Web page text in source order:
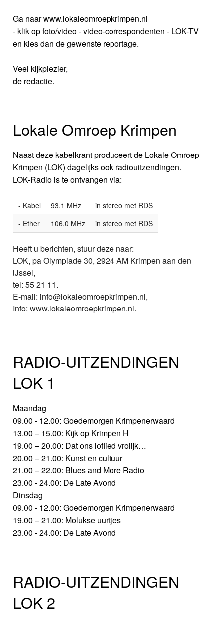
Ga naar www.lokaleomroepkrimpen.nl
- klik op foto/video - video-correspondenten - LOK-TV
en kies dan de gewenste reportage.
Veel kijkplezier,
de redactie.
Lokale Omroep Krimpen
Naast deze kabelkrant produceert de Lokale Omroep
Krimpen (LOK) dagelijks ook radiouitzendingen.
LOK-Radio is te ontvangen via:
- Kabel 93.1 MHz
in stereo met RDS
- Ether
106.0 MHz in stereo met RDS
Heeft u berichten, stuur deze naar:
LOK, pa Olympiade 30, 2924 AM Krimpen aan den
IJssel,
tel: 55 21 11.
E-mail: info@lokaleomroepkrimpen.nl,
Info: www.lokaleomroepkrimpen.nl.
RADIO-UITZENDINGEN
LOK 1
Maandag
09.00 - 12.00: Goedemorgen Krimpenerwaard
13.00 – 15.00: Kijk op Krimpen H
19.00 – 20.00: Dat ons loflied vrolijk…
20.00 – 21.00: Kunst en cultuur
21.00 – 22.00: Blues and More Radio
23.00 - 24.00: De Late Avond
Dinsdag
09.00 - 12.00: Goedemorgen Krimpenerwaard
19.00 – 21.00: Molukse uurtjes
23.00 - 24.00: De Late Avond
RADIO-UITZENDINGEN
LOK 2